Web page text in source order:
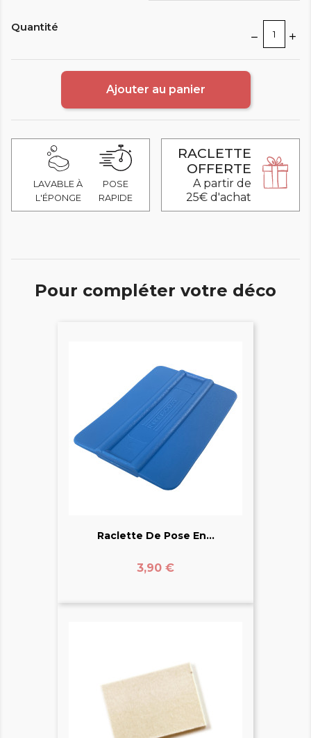
Quantité
Ajouter au panier
LAVABLE À
L'ÉPONGE
POSE
RAPIDE
RACLETTE
OFFERTE
A partir de
25€ d'achat
Pour compléter votre déco
Raclette De Pose En...
Prix
3,90 €